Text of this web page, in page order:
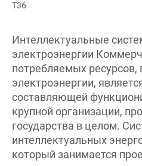
электроэнергии
потребляемых ресурсов, в
электроэнергии,
составляющей
крупной организации,
государства в целом.
интеллектуальных
который занимается
моделированием «умных